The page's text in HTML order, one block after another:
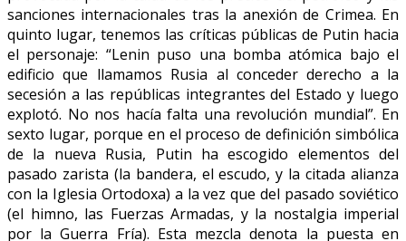
sanciones internacionales tras la anexión de Crimea. En
quinto lugar, tenemos las críticas públicas de Putin hacia
el personaje: “Lenin puso una bomba atómica bajo el
edificio que llamamos Rusia al conceder derecho a la
secesión a las repúblicas integrantes del Estado y luego
explotó. No nos hacía falta una revolución mundial”. En
sexto lugar, porque en el proceso de definición simbólica
de la nueva Rusia, Putin ha escogido elementos del
pasado zarista (la bandera, el escudo, y la citada alianza
con la Iglesia Ortodoxa) a la vez que del pasado soviético
(el himno, las Fuerzas Armadas, y la nostalgia imperial
por la Guerra Fría). Esta mezcla denota la puesta en